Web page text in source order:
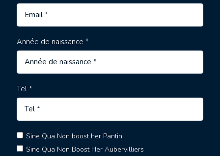
Année de naissance *
Tel *
Sine Qua Non boost her Pantin
Sine Qua Non Boost Her Aubervilliers